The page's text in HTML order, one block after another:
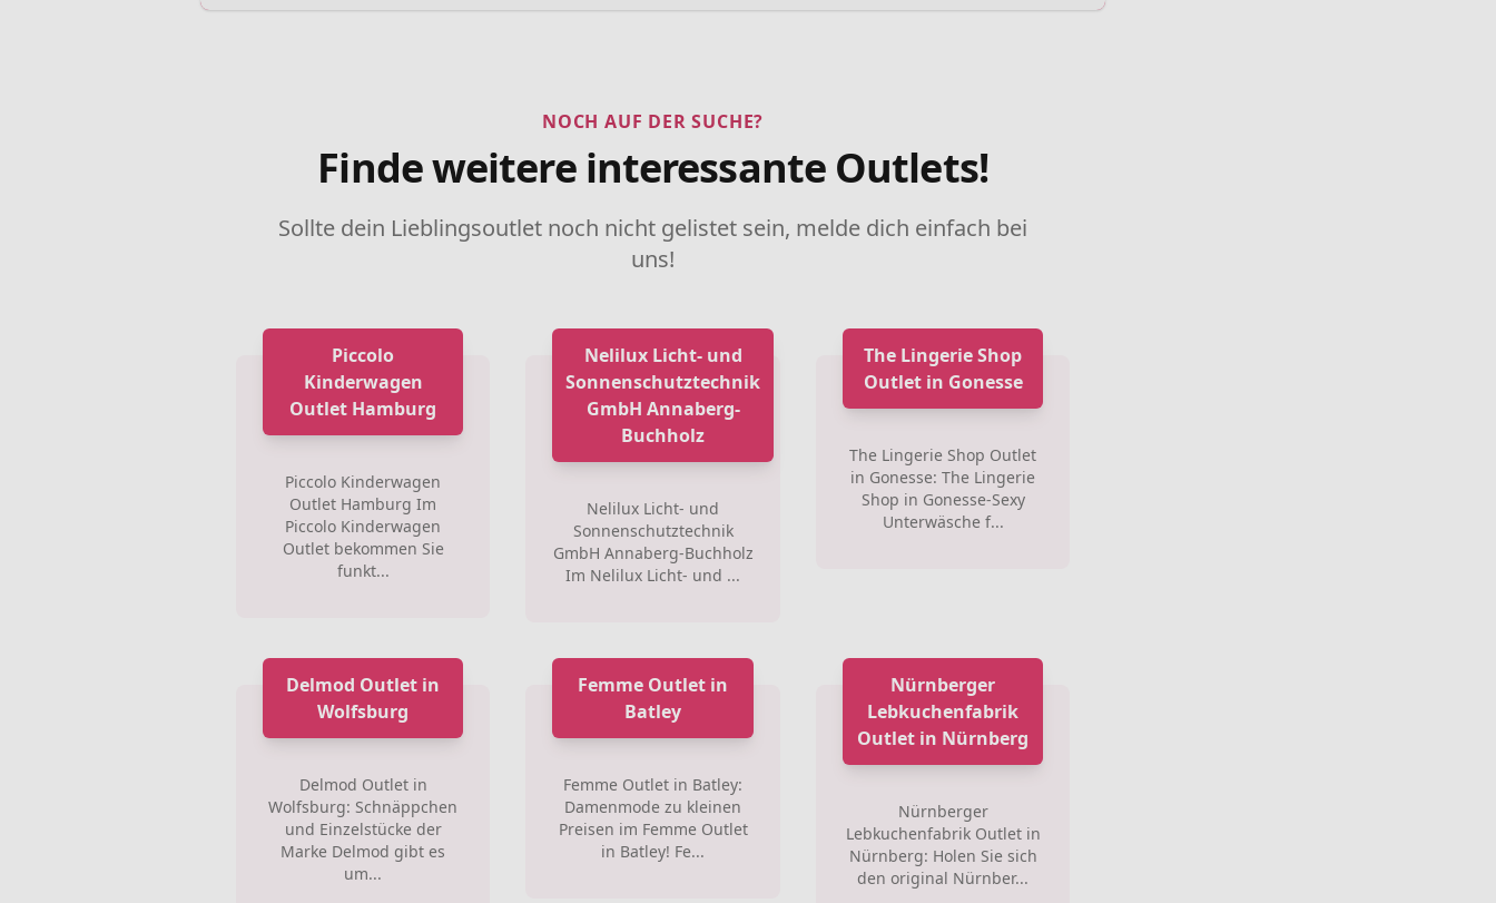
NOCH AUF DER SUCHE?
Finde weitere interessante Outlets!
Sollte dein Lieblingsoutlet noch nicht gelistet sein, melde dich einfach bei
uns!
Piccolo
Kinderwagen
Outlet Hamburg
Piccolo Kinderwagen
Outlet Hamburg Im
Piccolo Kinderwagen
Outlet bekommen Sie
funkt...
Nelilux Licht- und
Sonnenschutztechnik
GmbH Annaberg-
Buchholz
Nelilux Licht- und
Sonnenschutztechnik
GmbH Annaberg-Buchholz
Im Nelilux Licht- und ...
The Lingerie Shop
Outlet in Gonesse
The Lingerie Shop Outlet
in Gonesse: The Lingerie
Shop in Gonesse-Sexy
Unterwäsche f...
Delmod Outlet in
Wolfsburg
Delmod Outlet in
Wolfsburg: Schnäppchen
und Einzelstücke der
Marke Delmod gibt es
um...
Femme Outlet in
Batley
Femme Outlet in Batley:
Damenmode zu kleinen
Preisen im Femme Outlet
in Batley! Fe...
Nürnberger
Lebkuchenfabrik
Outlet in Nürnberg
Nürnberger
Lebkuchenfabrik Outlet in
Nürnberg: Holen Sie sich
den original Nürnber...